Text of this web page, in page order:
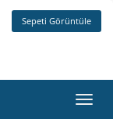
Sepeti Görüntüle